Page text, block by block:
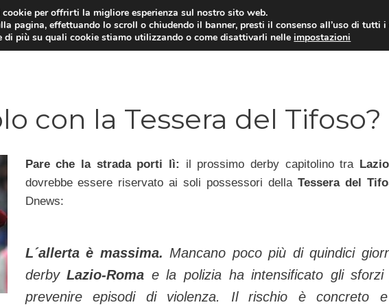
INTERVISTE CALCIOMERCATO CAMPIONATO
con la Tessera del Tifoso?
Pare che la strada porti lì: il prossimo derby capitolino tra
dovrebbe essere riservato ai soli possessori dellaTessera del
Dnews:
L´allerta è massima. Mancano poco più di quindici
derbyLazio-Roma e la polizia ha intensificato gli sforzi
prevenire episodi di violenza. Il rischio è concreto
per offrirti la migliore esperienza sul nostro sito web.
pagina, effettuando lo scroll o chiudendo il banner, presti il consenso all’uso di tutti i
di più su quali cookie stiamo utilizzando o come disattivarli nelleimpostazioni